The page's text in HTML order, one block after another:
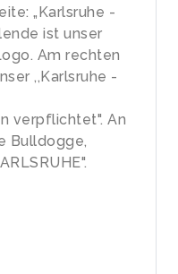
„Karlsruhe -
ist unser
Am rechten
,,Karlsruhe -
verpflichtet". An
Bulldogge,